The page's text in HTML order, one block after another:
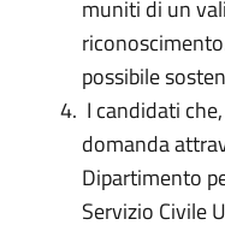
muniti di un
possibile
I candidati
domanda
Dipartimento
Servizio Civile